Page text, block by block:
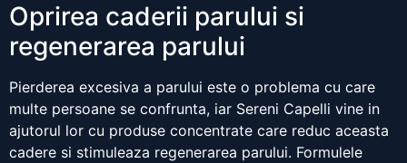
Oprirea caderii parului si
regenerarea parului
Pierderea excesiva a parului este o problema cu care
multe persoane se confrunta, iar Sereni Capelli vine in
ajutorul lor cu produse concentrate care reduc aceasta
cadere si stimuleaza regenerarea parului. Formulele